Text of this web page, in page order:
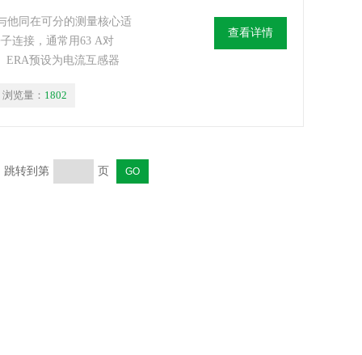
他同在可分的测量核心适
连接，通常用63 A对
ERA预设为电流互感器
浏览量： 1802
查看详情
转到第 页